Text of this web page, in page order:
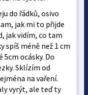
do řádků, osivo
jak mi to přijde
jak vidím, co tam
spíš méně než 1 cm
ocásky. Do
Sklízím od
na vaření.
vyrýt, ale teď ty